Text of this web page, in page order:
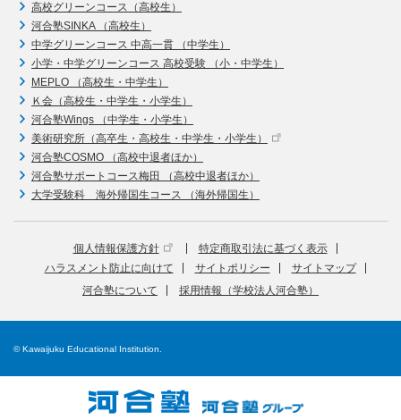
高校グリーンコース（高校生）
河合塾SINKA （高校生）
中学グリーンコース 中高一貫 （中学生）
小学・中学グリーンコース 高校受験 （小・中学生）
MEPLO （高校生・中学生）
Ｋ会（高校生・中学生・小学生）
河合塾Wings （中学生・小学生）
美術研究所（高卒生・高校生・中学生・小学生）
河合塾COSMO （高校中退者ほか）
河合塾サポートコース梅田 （高校中退者ほか）
大学受験科 海外帰国生コース （海外帰国生）
個人情報保護方針
特定商取引法に基づく表示
ハラスメント防止に向けて
サイトポリシー
サイトマップ
河合塾について
採用情報（学校法人河合塾）
© Kawaijuku Educational Institution.